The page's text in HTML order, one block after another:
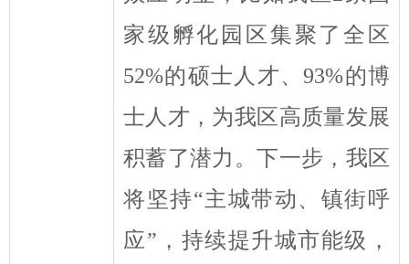
家级孵化园区集聚了全区
52%的硕士人才、93%的博
士人才 ，为我区高质量发展
积蓄了潜力 。下一步，我区
将坚持“主城带动、镇街呼
应” ， 持续提升城市能级，